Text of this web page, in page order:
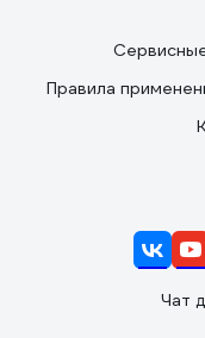
Правила
Чат